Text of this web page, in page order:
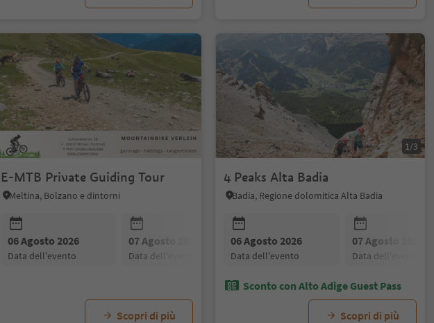
E-MTB Private Guiding Tour
Meltina, Bolzano e dintorni
06 Agosto 2026
data dell'evento
07 Agosto 2026
data dell'evento
08 Agosto 2026
data dell'evento
09 Agosto
data dell'evento
Scopri di più
1/3
4 Peaks Alta Badia
Badia, Regione dolomitica Alta Badia
06 Agosto 2026
data dell'evento
07 Agosto 2026
data dell'evento
Sconto con Alto Adige Guest Pass
Scopri di più